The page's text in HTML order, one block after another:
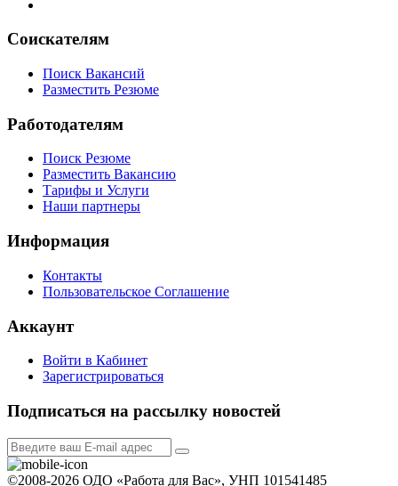
Соискателям
Поиск Вакансий
Разместить Резюме
Работодателям
Поиск Резюме
Разместить Вакансию
Тарифы и Услуги
Наши партнеры
Информация
Контакты
Пользовательское Соглашение
Аккаунт
Войти в Кабинет
Зарегистрироваться
Подписаться на рассылку новостей
©2008-2026 ОДО «Работа для Вас», УНП 101541485